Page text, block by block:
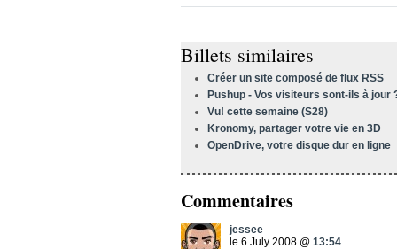
Billets similaires
Créer un site composé de flux RSS
Pushup - Vos visiteurs sont-ils à jour
Vu! cette semaine (S28)
Kronomy, partager votre vie en 3D
OpenDrive, votre disque dur en ligne
Commentaires
jessee
le 6 July 2008 @ 13:54